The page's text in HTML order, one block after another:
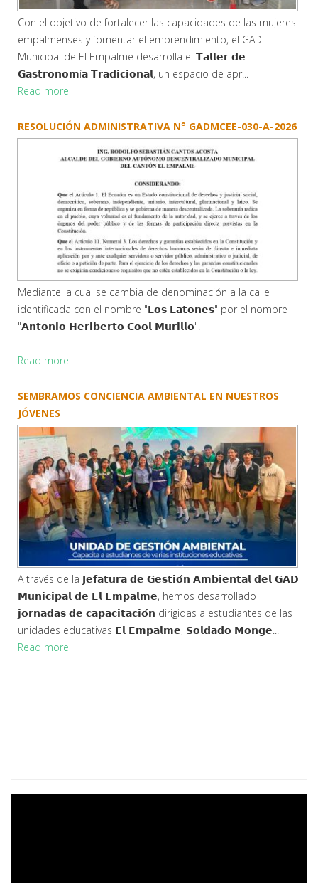
Con el objetivo de fortalecer las capacidades de las mujeres
empalmenses y fomentar el emprendimiento, el GAD
Municipal de El Empalme desarrolla el 𝗧𝗮𝗹𝗹𝗲𝗿 𝗱𝗲
𝗚𝗮𝘀𝘁𝗿𝗼𝗻𝗼𝗺í𝗮 𝗧𝗿𝗮𝗱𝗶𝗰𝗶𝗼𝗻𝗮𝗹, un espacio de apr...
Read more
RESOLUCIÓN ADMINISTRATIVA N° GADMCEE-030-A-2026
Mediante la cual se cambia de denominación a la calle
identificada con el nombre "𝗟𝗼𝘀 𝗟𝗮𝘁𝗼𝗻𝗲𝘀" por el nombre
"𝗔𝗻𝘁𝗼𝗻𝗶𝗼 𝗛𝗲𝗿𝗶𝗯𝗲𝗿𝘁𝗼 𝗖𝗼𝗼𝗹 𝗠𝘂𝗿𝗶𝗹𝗹𝗼".
Read more
SEMBRAMOS CONCIENCIA AMBIENTAL EN NUESTROS
JÓVENES
A través de la 𝗝𝗲𝗳𝗮𝘁𝘂𝗿𝗮 𝗱𝗲 𝗚𝗲𝘀𝘁𝗶𝗼́𝗻 𝗔𝗺𝗯𝗶𝗲𝗻𝘁𝗮𝗹 𝗱𝗲𝗹 𝗚𝗔𝗗
𝗠𝘂𝗻𝗶𝗰𝗶𝗽𝗮𝗹 𝗱𝗲 𝗘𝗹 𝗘𝗺𝗽𝗮𝗹𝗺𝗲, hemos desarrollado
𝗷𝗼𝗿𝗻𝗮𝗱𝗮𝘀 𝗱𝗲 𝗰𝗮𝗽𝗮𝗰𝗶𝘁𝗮𝗰𝗶𝗼́𝗻 dirigidas a estudiantes de las
unidades educativas 𝗘𝗹 𝗘𝗺𝗽𝗮𝗹𝗺𝗲, 𝗦𝗼𝗹𝗱𝗮𝗱𝗼 𝗠𝗼𝗻𝗴𝗲...
Read more